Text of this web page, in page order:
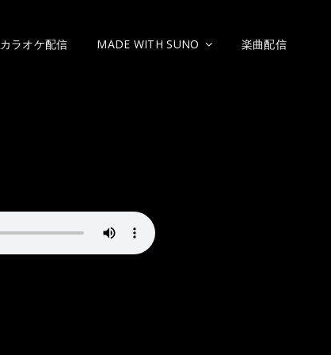
カラオケ配信 MADE WITH SUNO 楽曲配信